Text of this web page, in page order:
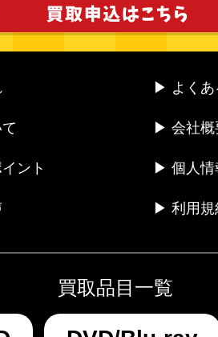
ント
▶ よくあ
▶ 会社概
▶ 個人情
▶ 利用規
買取品目一覧